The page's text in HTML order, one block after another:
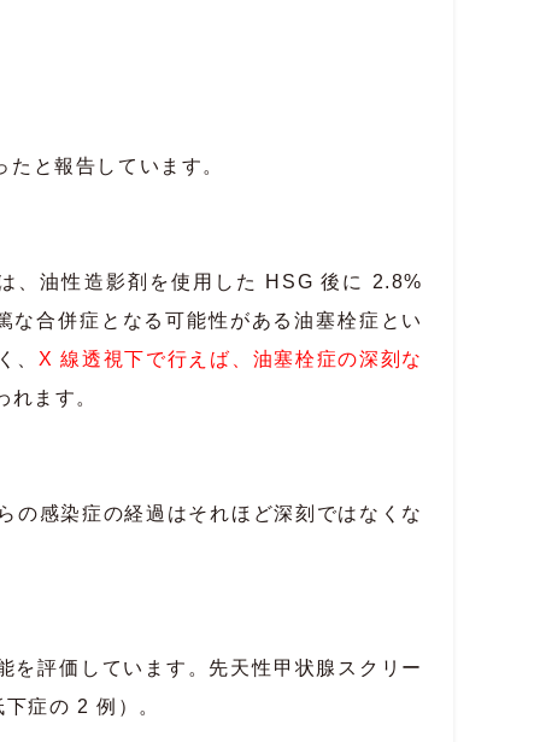
たと報告しています。
、油性造影剤を使用した HSG 後に 2.8%
合併症となる可能性がある油塞栓症とい
、 X 線透視下で行えば、油塞栓症の深刻な
ます。
の感染症の経過はそれほど深刻ではなくな
評価しています。先天性甲状腺スクリー
症の 2 例）。